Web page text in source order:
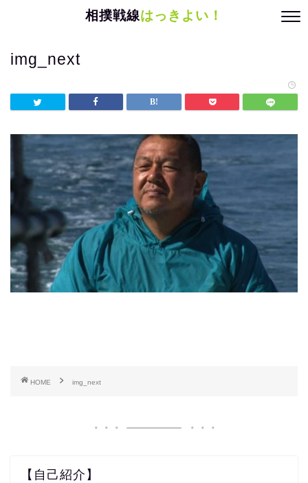
相撲戦線はっきよい！
img_next
HOME img_next
【自己紹介】